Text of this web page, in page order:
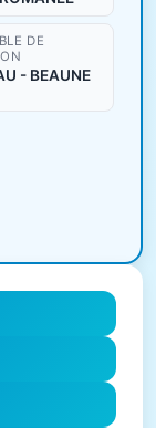
DE
- BEAUNE